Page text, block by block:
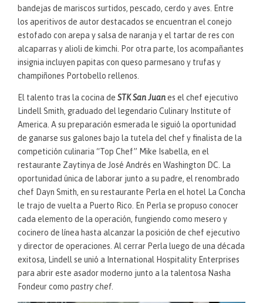
bandejas de mariscos surtidos, pescado, cerdo y aves. Entre
los aperitivos de autor destacados se encuentran el conejo
estofado con arepa y salsa de naranja y el tartar de res con
alcaparras y alioli de kimchi. Por otra parte, los acompañantes
insignia incluyen papitas con queso parmesano y trufas y
champiñones Portobello rellenos.
El talento tras la cocina de STK San Juanes el chef ejecutivo
Lindell Smith, graduado del legendario Culinary Institute of
America. A su preparación esmerada le siguió la oportunidad
de ganarse sus galones bajo la tutela del chef y finalista de la
competición culinaria “Top Chef” Mike Isabella, en el
restaurante Zaytinya de José Andrés en Washington DC. La
oportunidad única de laborar junto a su padre, el renombrado
chef Dayn Smith, en su restaurante Perla en el hotel La Concha
le trajo de vuelta a Puerto Rico. En Perla se propuso conocer
cada elemento de la operación, fungiendo como mesero y
cocinero de línea hasta alcanzar la posición de chef ejecutivo
y director de operaciones. Al cerrar Perla luego de una década
exitosa, Lindell se unió a International Hospitality Enterprises
para abrir este asador moderno junto a la talentosa Nasha
Fondeur como pastry chef